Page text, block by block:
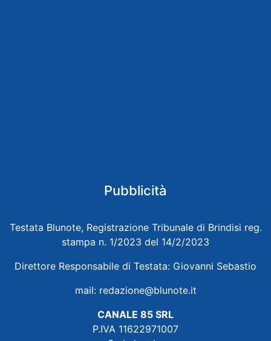
Pubblicità
Testata Blunote, Registrazione Tribunale di Brindisi reg.
stampa n. 1/2023 del 14/2/2023
Direttore Responsabile di Testata: Giovanni Sebastio
mail: redazione@blunote.it
CANALE 85 SRL
P.IVA 11622971007